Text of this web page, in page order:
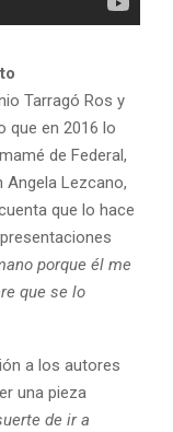
Tarragó Ros y
que en 2016 lo
de Federal,
Lezcano,
que lo hace
porque él me
que se lo
a los autores
una pieza
de ir a